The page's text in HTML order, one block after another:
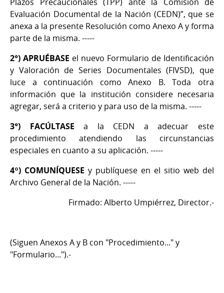
Evaluación Documental de la Nación (CEDN)”, que se
anexa a la presente Resolución como Anexo A y forma
parte de la misma. -----
2°) APRUÉBASE el nuevo Formulario de Identificación
y Valoración de Series Documentales (FIVSD), que
luce a continuación como Anexo B. Toda otra
información que la institución considere necesaria
agregar, será a criterio y para uso de la misma. -----
3°) FACÚLTASE a la CEDN a adecuar este
procedimiento atendiendo las circunstancias
especiales en cuanto a su aplicación. -----
4º) COMUNÍQUESE y publíquese en el sitio web del
Archivo General de la Nación. -----
Firmado: Alberto Umpiérrez, Director.-
(Siguen Anexos A y B con "Procedimiento..." y
"Formulario...").-